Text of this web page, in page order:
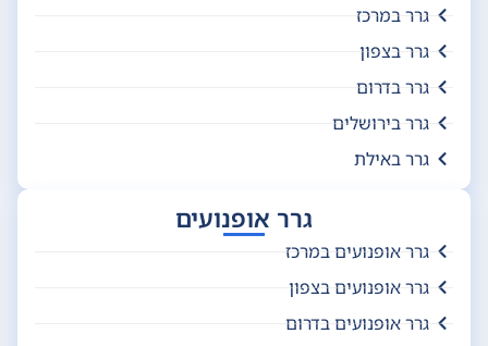
גרר במרכז
גרר בצפון
גרר בדרום
גרר בירושלים
גרר באילת
גרר אופנועים
גרר אופנועים במרכז
גרר אופנועים בצפון
גרר אופנועים בדרום